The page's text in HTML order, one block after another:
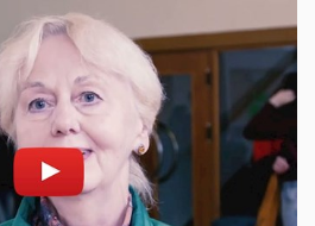
cookies a přehrát
na youtube.com